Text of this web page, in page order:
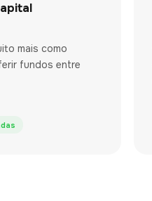
mais como
fundos entre